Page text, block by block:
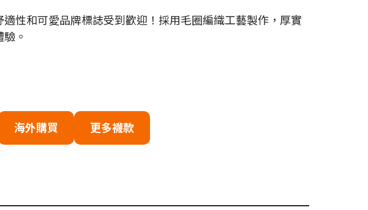
性和可愛品牌標誌受到歡迎！採用毛圈編織工藝製作，厚實
。
海外購買 更多襪款